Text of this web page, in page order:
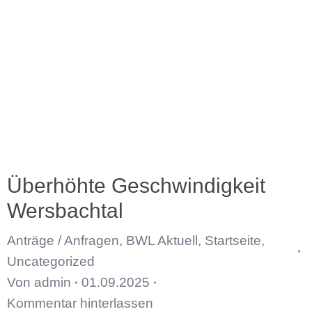
Überhöhte Geschwindigkeit
Wersbachtal
Anträge / Anfragen, BWL Aktuell , Startseite,
Uncategorized
Von admin
01.09.2025
Kommentar hinterlassen